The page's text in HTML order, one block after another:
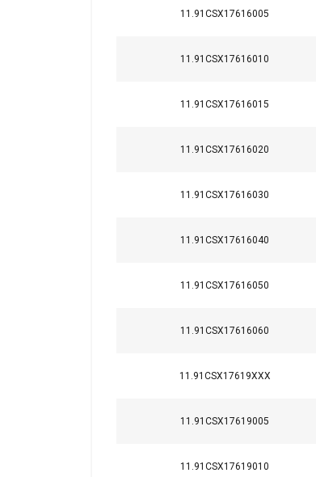
11.91CSX17616005
11.91CSX17616010
11.91CSX17616015
11.91CSX17616020
11.91CSX17616030
11.91CSX17616040
11.91CSX17616050
11.91CSX17616060
11.91CSX17619XXX
11.91CSX17619005
11.91CSX17619010
Materiaal:
Temperatuursbereik: